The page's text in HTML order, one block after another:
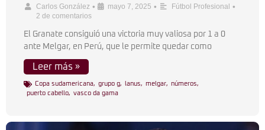
Carlos González • mayo 7, 2025 • Fútbol Profesional •
2 de comentarios
El Granate consiguió una victoria muy valiosa por 1 a 0
ante Melgar, en Perú, que le permite quedar como
Leer más »
Copa sudamericana, grupo g, lanus, melgar, números,
puerto cabello, vasco da gama